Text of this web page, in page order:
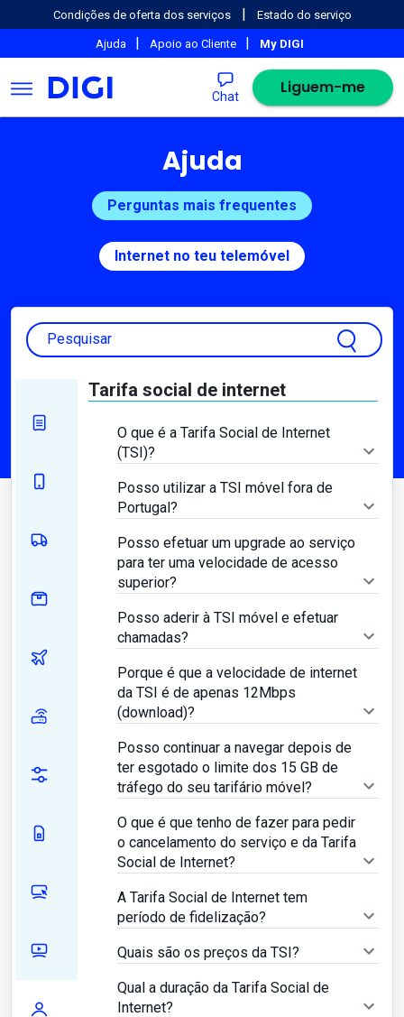
Condições de oferta dos serviços | Estado do serviço
Ajuda | Apoio ao Cliente | My DIGI
Chat Liguem-me
Ajuda
Perguntas mais frequentes
Internet no teu telemóvel
Pesquisar
Tarifa social de internet
O que é a Tarifa Social de Internet
(TSI)?
Posso utilizar a TSI móvel fora de
Portugal?
Posso efetuar um upgrade ao serviço
para ter uma velocidade de acesso
superior?
Posso aderir à TSI móvel e efetuar
chamadas?
Porque é que a velocidade de internet
da TSI é de apenas 12Mbps
(download)?
Posso continuar a navegar depois de
ter esgotado o limite dos 15 GB de
tráfego do seu tarifário móvel?
O que é que tenho de fazer para pedir
o cancelamento do serviço e da Tarifa
Social de Internet?
A Tarifa Social de Internet tem
período de fidelização?
Quais são os preços da TSI?
Qual a duração da Tarifa Social de
Internet?